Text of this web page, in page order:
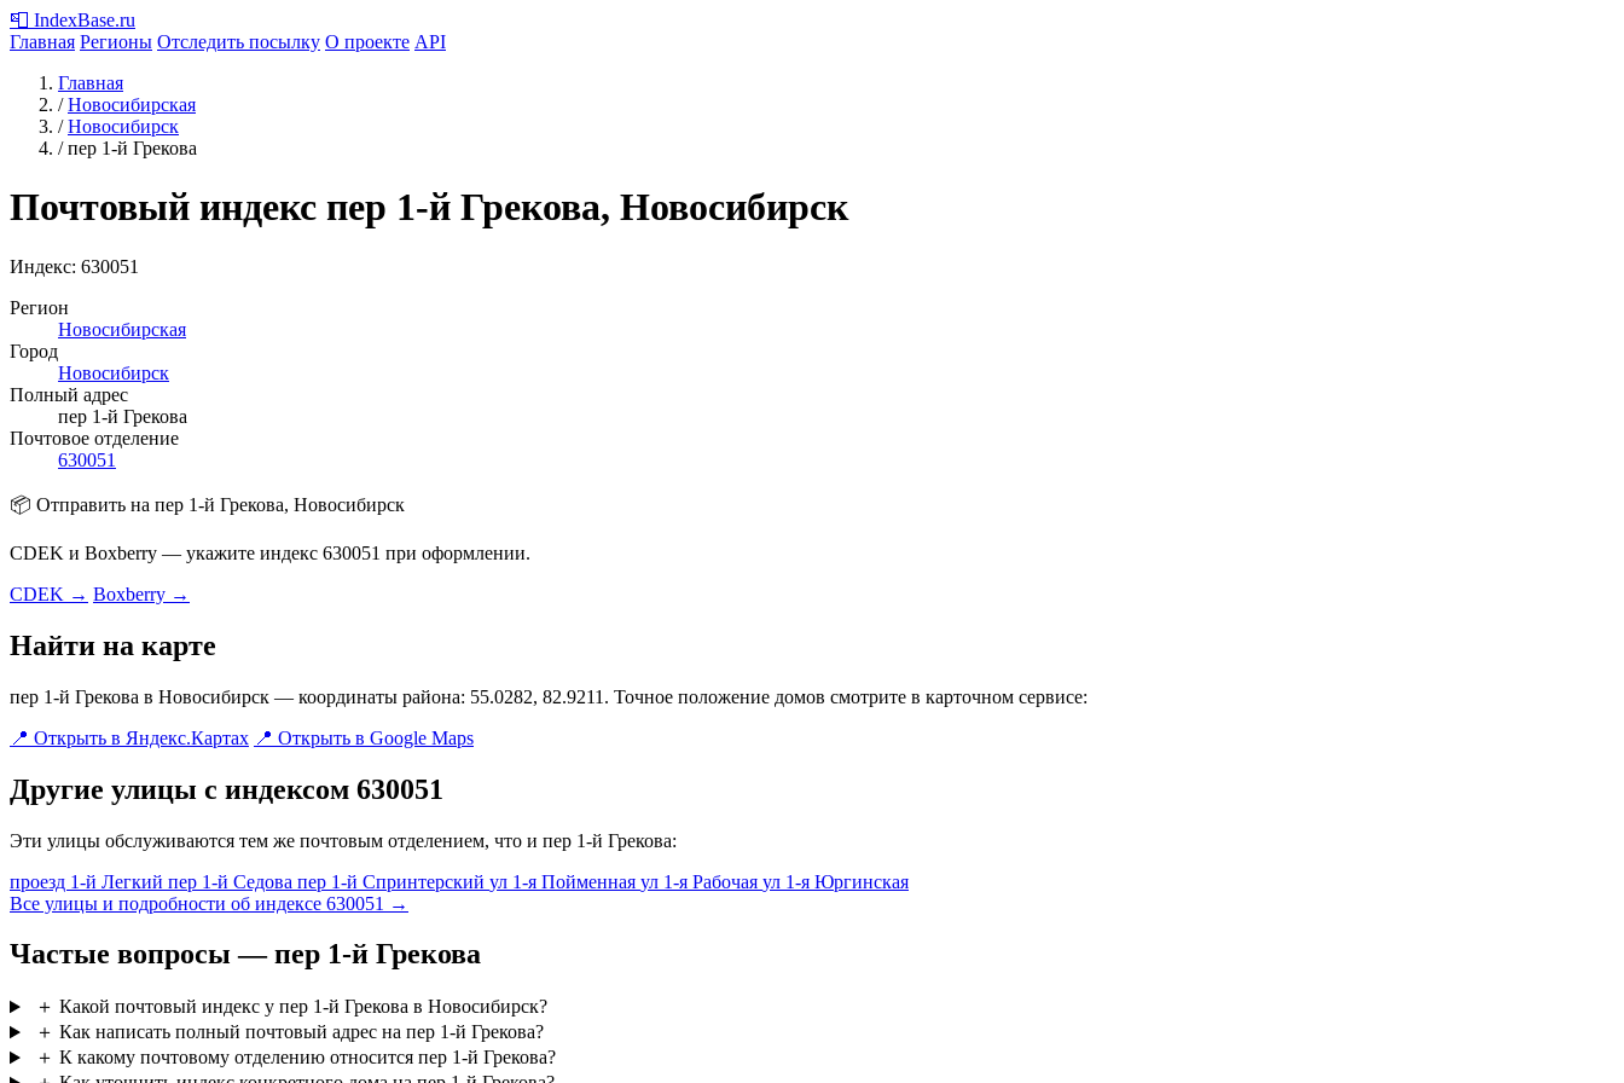
📮 IndexBase.ru
Главная Регионы Отследить посылку О проекте API
Главная
/ Новосибирская
/ Новосибирск
/ пер 1-й Грекова
Почтовый индекс пер 1-й Грекова, Новосибирск
Индекс: 630051
Регион
Новосибирская
Город
Новосибирск
Полный адрес
пер 1-й Грекова
Почтовое отделение
630051
📦 Отправить на пер 1-й Грекова, Новосибирск
CDEK и Boxberry — укажите индекс 630051 при оформлении.
CDEK → Boxberry →
Найти на карте
пер 1-й Грекова в Новосибирск — координаты района: 55.0282, 82.9211. Точное положение домов смотрите в карточном сервисе:
📍 Открыть в Яндекс.Картах 📍 Открыть в Google Maps
Другие улицы с индексом 630051
Эти улицы обслуживаются тем же почтовым отделением, что и пер 1-й Грекова:
проезд 1-й Легкий пер 1-й Седова пер 1-й Спринтерский ул 1-я Пойменная ул 1-я Рабочая ул 1-я Юргинская
Все улицы и подробности об индексе 630051 →
Частые вопросы — пер 1-й Грекова
＋ Какой почтовый индекс у пер 1-й Грекова в Новосибирск?
＋ Как написать полный почтовый адрес на пер 1-й Грекова?
＋ К какому почтовому отделению относится пер 1-й Грекова?